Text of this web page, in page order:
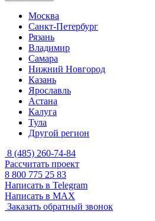
Москва
Санкт-Петербург
Рязань
Владимир
Самара
Нижний Новгород
Казань
Ярославль
Астана
Калуга
Тула
Другой регион
8 (485) 260-74-84
Рассчитать проект
8 800 775 25 83
Написать в Telegram
Написать в MAX
Заказать обратный звонок